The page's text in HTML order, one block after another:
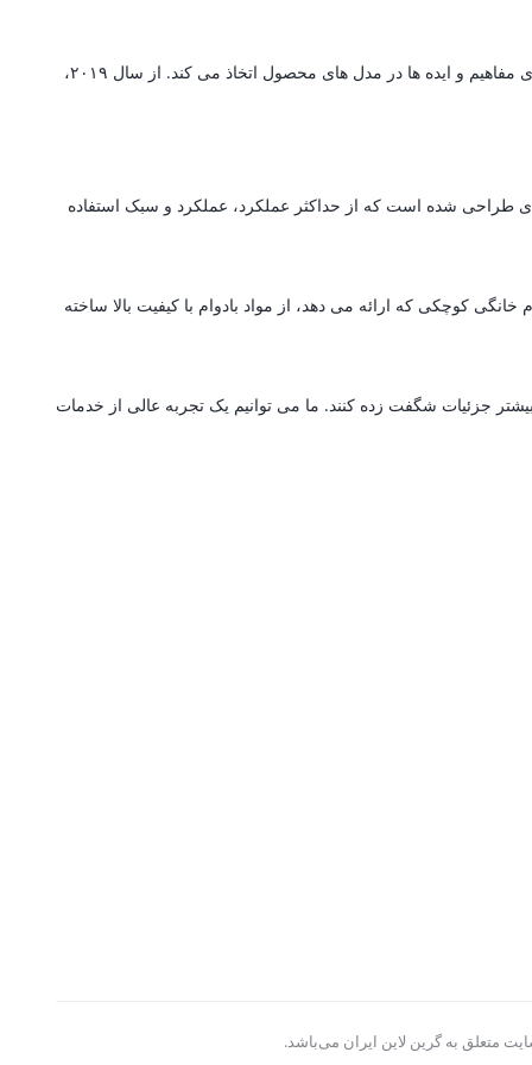
گرین لاین یک برند پیشرو در تولید لوازم جانبی است که مجهز به سیستم تولید پیشرفته با تکنولوژی است که جزئیات پیچیده را با پایه ای قوی برای ارتقای مفاهیم و ایده ها در مدل های محصول اتخاذ می کند. از سال ۲۰۱۹،
ای طراحی شده است که از حداکثر عملکرد، عملکرد و سبک استفاده
کوچکی که ارائه می دهد، از مواد بادوام با کیفیت بالا ساخته
جزئیات شگفت زده کنند. ما می توانیم یک تجربه عالی از خدمات
متعلق به گرین لاین ایران می‌باشد.